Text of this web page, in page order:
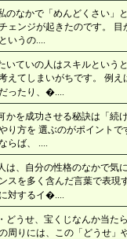
のなかで「めんどくさい」
ェンジが起きたのです。
いうの....
いていの人はスキルという
えてしまいがちです。 例
ったり、�....
かを成功させる秘訣は「続
り方を 選ぶのがポイント
らば、 ....
は、自分の性格のなかで気
スを多く含んだ言葉で表現
対するイ�....
・どうせ、宝くじなんか当た
周りには、この「どうせ」